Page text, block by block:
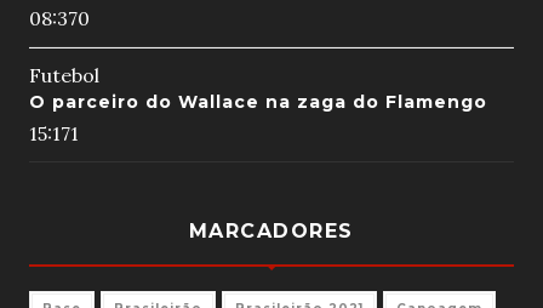
08:370
Futebol
O parceiro do Wallace na zaga do Flamengo
15:171
MARCADORES